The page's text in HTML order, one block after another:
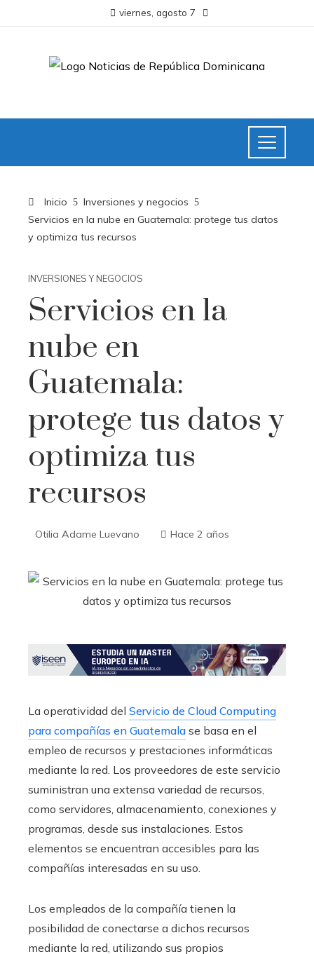
viernes, agosto 7
Inicio
Inversiones y negocios
Servicios en la nube en Guatemala: protege tus datos
y optimiza tus recursos
INVERSIONES Y NEGOCIOS
Servicios en la
nube en
Guatemala:
protege tus datos y
optimiza tus
recursos
Otilia Adame Luevano Hace 2 años
La operatividad del Servicio de Cloud Computing
para compañías en Guatemala se basa en el
empleo de recursos y prestaciones informáticas
mediante la red. Los proveedores de este servicio
suministran una extensa variedad de recursos,
como servidores, almacenamiento, conexiones y
programas, desde sus instalaciones. Estos
elementos se encuentran accesibles para las
compañías interesadas en su uso.
Los empleados de la compañía tienen la
posibilidad de conectarse a dichos recursos
mediante la red, utilizando sus propios